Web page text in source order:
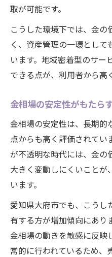
買取成功のため
実践者が語る
金相場を味方
取が可能です。
こうした環境下では、金
く、資産管理の一環として
います。地域密着型のサー
できる点が、利用者から高
金相場の安定性がもたら
金相場の安定性は、長期的
点からも高く評価されてい
が不透明な時代には、金の
大きく変動しにくいことが
います。
愛知県大府市でも、こう
有する方が増加傾向にあり
金相場の動きを敏感に反映
常的に行われているため、